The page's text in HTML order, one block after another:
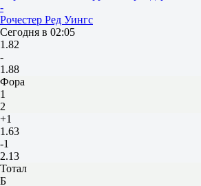
-
Рочестер Ред Уингс
Сегодня в 02:05
1.82
-
1.88
Фора
1
2
+1
1.63
-1
2.13
Тотал
Б